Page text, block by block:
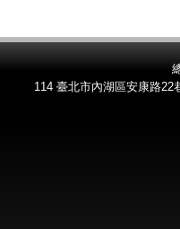
114 臺北市內湖區安康路22